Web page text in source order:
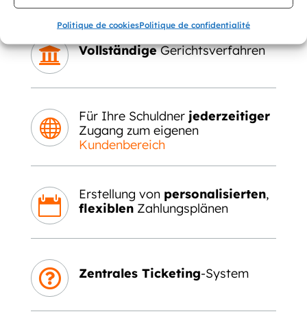
Politique de cookiesPolitique de confidentialité
 VollständigeGerichtsverfahren

Für Ihre Schuldner jederzeitiger
Zugang zum eigenen
Kundenbereich

Erstellung von personalisierten,
flexiblenZahlungsplänen
 Zentrales Ticketing-System